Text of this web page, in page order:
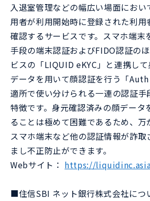
入退室管理などの幅広い場面におい
用者が利用開始時に登録された利用
確認するサービスです。スマホ端末
手段の端末認証およびFIDO認証の
ビスの「LIQUID eKYC」と連携し
データを用いて顔認証を行う「
適所で使い分けられる一連の認証手
特徴です。身元確認済みの顔データ
ることは極めて困難であるため、
スマホ端末など他の認証情報が詐取
まし不正防止ができます。
Webサイト： https://
■住信SBI ネット銀行株式会社につ